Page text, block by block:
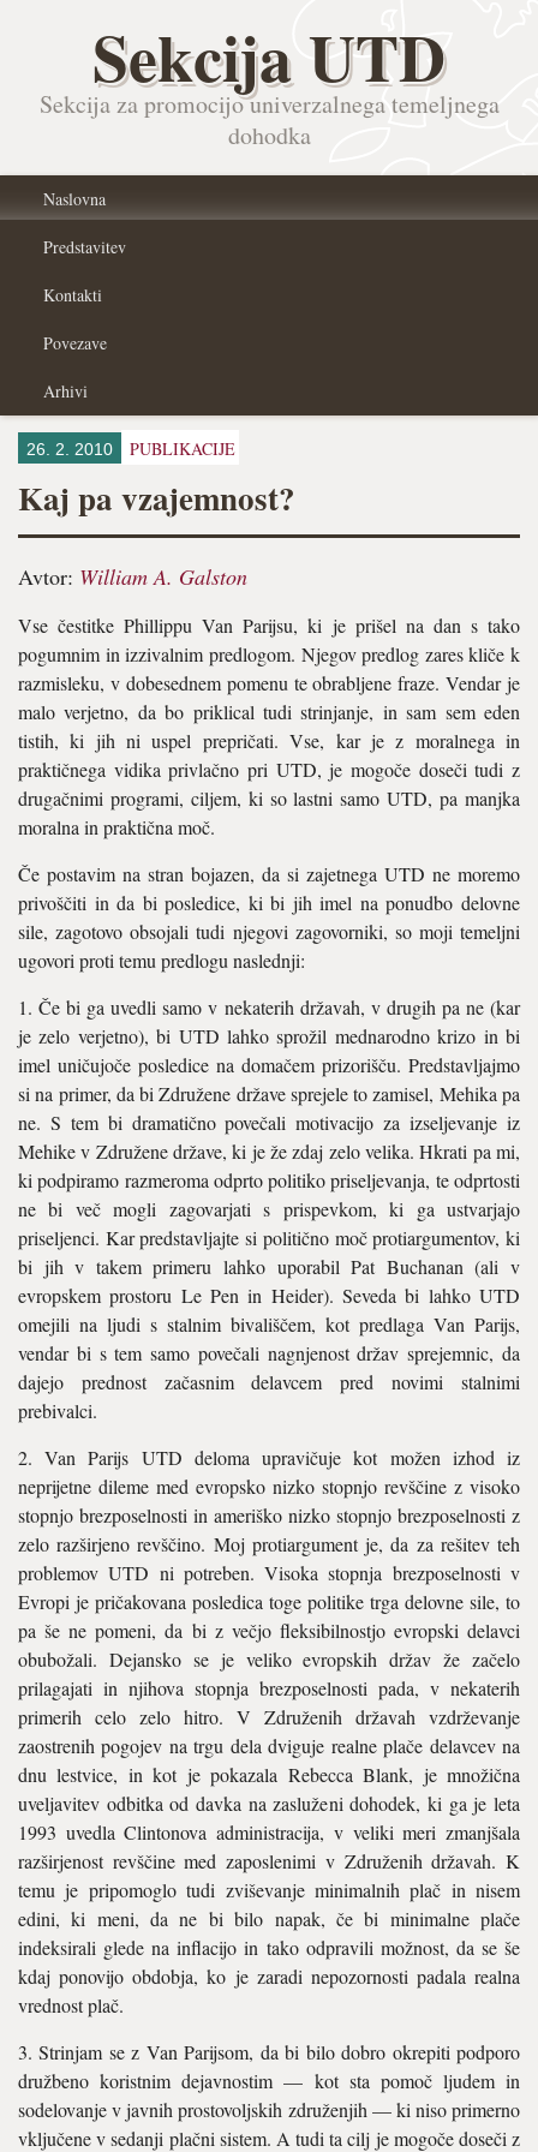
Sekcija UTD
Sekcija za promocijo univerzalnega temeljnega
dohodka
Naslovna
Predstavitev
Kontakti
Povezave
Arhivi
26. 2. 2010 PUBLIKACIJE
Kaj pa vzajemnost?
Avtor: William A. Galston
Vse čestitke Phillippu Van Parijsu, ki je prišel na dan s tako
pogumnim in izzivalnim predlogom. Njegov predlog zares kliče k
razmisleku, v dobesednem pomenu te obrabljene fraze. Vendar je
malo verjetno, da bo priklical tudi strinjanje, in sam sem eden
tistih, ki jih ni uspel prepričati. Vse, kar je z moralnega in
praktičnega vidika privlačno pri UTD, je mogoče doseči tudi z
drugačnimi programi, ciljem, ki so lastni samo UTD, pa manjka
moralna in praktična moč.
Če postavim na stran bojazen, da si zajetnega UTD ne moremo
privoščiti in da bi posledice, ki bi jih imel na ponudbo delovne
sile, zagotovo obsojali tudi njegovi zagovorniki, so moji temeljni
ugovori proti temu predlogu naslednji:
1. Če bi ga uvedli samo v nekaterih državah, v drugih pa ne (kar
je zelo verjetno), bi UTD lahko sprožil mednarodno krizo in bi
imel uničujoče posledice na domačem prizorišču. Predstavljajmo
si na primer, da bi Združene države sprejele to zamisel, Mehika pa
ne. S tem bi dramatično povečali motivacijo za izseljevanje iz
Mehike v Združene države, ki je že zdaj zelo velika. Hkrati pa mi,
ki podpiramo razmeroma odprto politiko priseljevanja, te odprtosti
ne bi več mogli zagovarjati s prispevkom, ki ga ustvarjajo
priseljenci. Kar predstavljajte si politično moč protiargumentov, ki
bi jih v takem primeru lahko uporabil Pat Buchanan (ali v
evropskem prostoru Le Pen in Heider). Seveda bi lahko UTD
omejili na ljudi s stalnim bivališčem, kot predlaga Van Parijs,
vendar bi s tem samo povečali nagnjenost držav sprejemnic, da
dajejo prednost začasnim delavcem pred novimi stalnimi
prebivalci.
2. Van Parijs UTD deloma upravičuje kot možen izhod iz
neprijetne dileme med evropsko nizko stopnjo revščine z visoko
stopnjo brezposelnosti in ameriško nizko stopnjo brezposelnosti z
zelo razširjeno revščino. Moj protiargument je, da za rešitev teh
problemov UTD ni potreben. Visoka stopnja brezposelnosti v
Evropi je pričakovana posledica toge politike trga delovne sile, to
pa še ne pomeni, da bi z večjo fleksibilnostjo evropski delavci
obubožali. Dejansko se je veliko evropskih držav že začelo
prilagajati in njihova stopnja brezposelnosti pada, v nekaterih
primerih celo zelo hitro. V Združenih državah vzdrževanje
zaostrenih pogojev na trgu dela dviguje realne plače delavcev na
dnu lestvice, in kot je pokazala Rebecca Blank, je množična
uveljavitev odbitka od davka na zasluženi dohodek, ki ga je leta
1993 uvedla Clintonova administracija, v veliki meri zmanjšala
razširjenost revščine med zaposlenimi v Združenih državah. K
temu je pripomoglo tudi zviševanje minimalnih plač in nisem
edini, ki meni, da ne bi bilo napak, če bi minimalne plače
indeksirali glede na inflacijo in tako odpravili možnost, da se še
kdaj ponovijo obdobja, ko je zaradi nepozornosti padala realna
vrednost plač.
3. Strinjam se z Van Parijsom, da bi bilo dobro okrepiti podporo
družbeno koristnim dejavnostim — kot sta pomoč ljudem in
sodelovanje v javnih prostovoljskih združenjih — ki niso primerno
vključene v sedanji plačni sistem. A tudi ta cilj je mogoče doseči z